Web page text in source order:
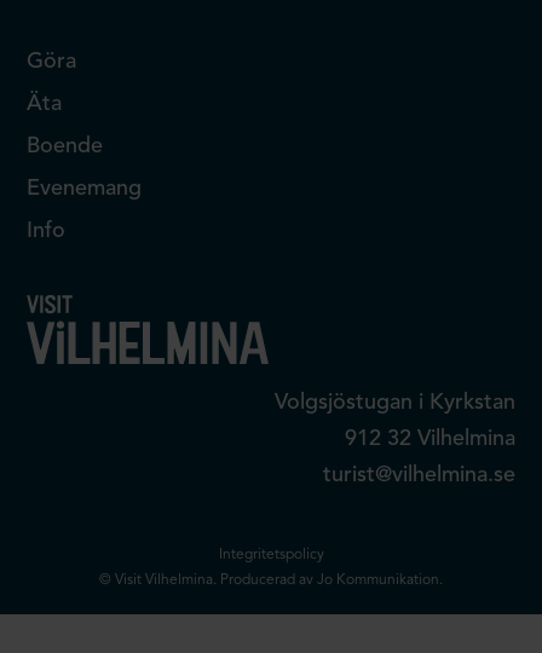
Göra
Äta
Boende
Evenemang
Info
Volgsjöstugan i Kyrkstan
912 32 Vilhelmina
turist@vilhelmina.se
Integritetspolicy
© Visit Vilhelmina. Producerad av Jo Kommunikation.